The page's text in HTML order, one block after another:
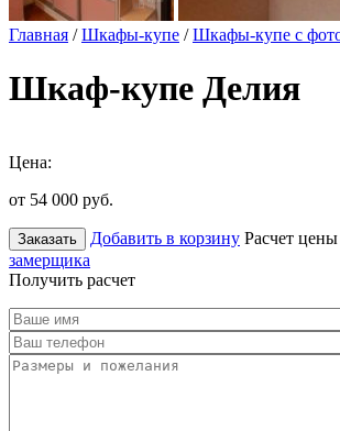
Главная /Шкафы-купе /Шкафы-купе с
Шкаф-купе Делия
Цена:
от 54 000 руб.
Заказать Добавить в корзину Расчет цены
замерщика
Получить расчет